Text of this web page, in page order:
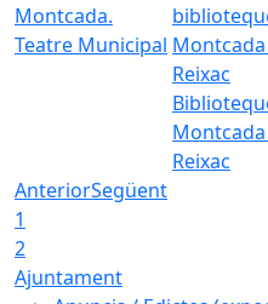
Teatre Municipal
Reixac
AnteriorSegüent
1
2
Ajuntament